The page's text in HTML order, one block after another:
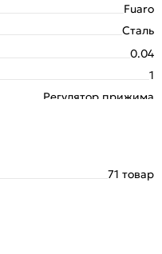
Fuaro
Сталь
0.04
1
Регулятор прижима
71 товар